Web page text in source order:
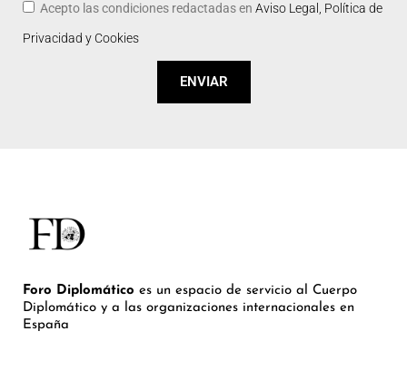
Acepto las condiciones redactadas en Aviso Legal, Política de
Privacidad y Cookies
ENVIAR
Foro Diplomático es un espacio de servicio al Cuerpo
Diplomático y a las organizaciones internacionales en
España